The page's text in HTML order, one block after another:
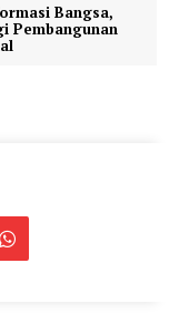
Bangsa,
Pembangunan